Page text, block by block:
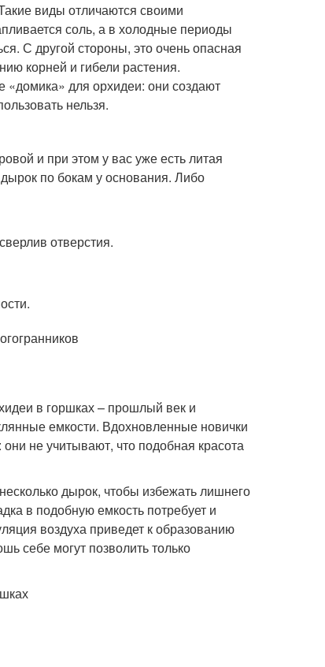
виды отличаются своими
соль, а в холодные периоды
С другой стороны, это очень опасная
корней и гибели растения.
«домика» для орхидеи: они создают
нельзя.
и при этом у вас уже есть литая
по бокам у основания. Либо
отверстия.
в горшках – прошлый век и
емкости. Вдохновленные новички
не учитывают, что подобная красота
дырок, чтобы избежать лишнего
в подобную емкость потребует и
воздуха приведет к образованию
себе могут позволить только